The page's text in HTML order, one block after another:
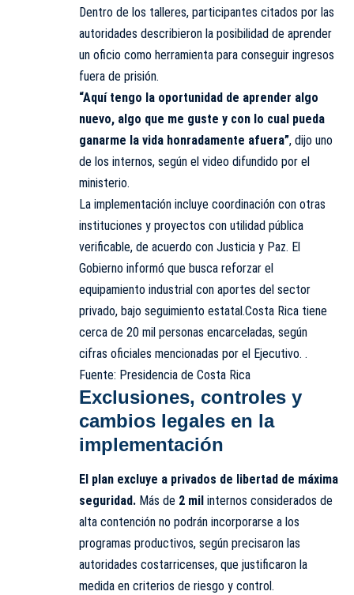
Dentro de los talleres, participantes citados por las
autoridades describieron la posibilidad de aprender
un oficio como herramienta para conseguir ingresos
fuera de prisión.
“Aquí tengo la oportunidad de aprender algo
nuevo, algo que me guste y con lo cual pueda
ganarme la vida honradamente afuera”, dijo uno
de los internos, según el video difundido por el
ministerio.
La implementación incluye coordinación con otras
instituciones y proyectos con utilidad pública
verificable, de acuerdo con Justicia y Paz. El
Gobierno informó que busca reforzar el
equipamiento industrial con aportes del sector
privado, bajo seguimiento estatal.Costa Rica tiene
cerca de 20 mil personas encarceladas, según
cifras oficiales mencionadas por el Ejecutivo. .
Fuente: Presidencia de Costa Rica
Exclusiones, controles y
cambios legales en la
implementación
El plan excluye a privados de libertad de máxima
seguridad. Más de 2 mil internos considerados de
alta contención no podrán incorporarse a los
programas productivos, según precisaron las
autoridades costarricenses, que justificaron la
medida en criterios de riesgo y control.